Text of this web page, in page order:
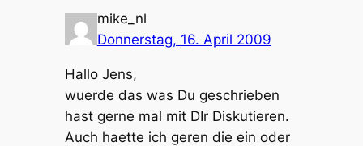
mike_nl
Donnerstag, 16. April 2009
Hallo Jens,
wuerde das was Du geschrieben
hast gerne mal mit DIr Diskutieren.
Auch haette ich geren die ein oder